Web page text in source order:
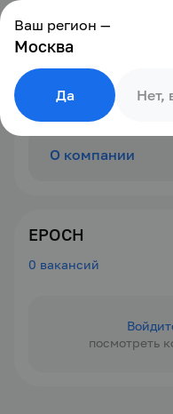
EPOCH
0 вакансий
посмотреть
О компании
Ваш регион —
Москва
Нет,
Да